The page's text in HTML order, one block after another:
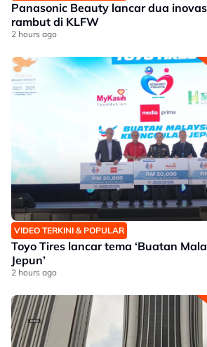
Panasonic Beauty lancar dua
rambut di KLFW
2 hours ago
VIDEO TERKINI & POPULAR
Toyo Tires lancar tema ‘Buatan
Jepun’
2 hours ago